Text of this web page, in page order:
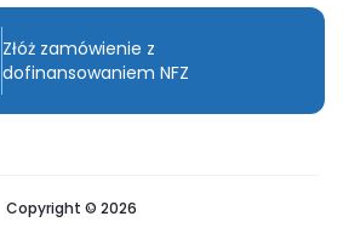
Złóż zamówienie z
dofinansowaniem NFZ
Copyright © 2026